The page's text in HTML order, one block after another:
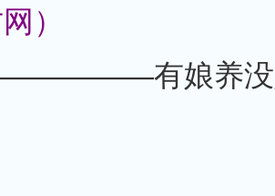
）
有娘养没娘